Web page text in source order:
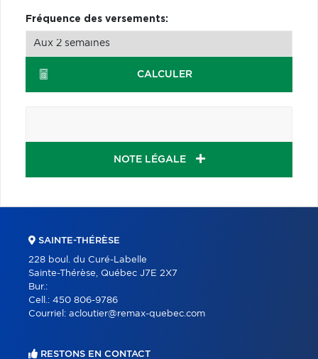
Fréquence des versements:
CALCULER
NOTE LÉGALE
SAINTE-THÉRÈSE
228 boul. du Curé-Labelle
Sainte-Thérèse, Québec J7E 2X7
Bur.:
Cell.: 450 806-9786
Courriel: acloutier@remax-quebec.com
RESTONS EN CONTACT